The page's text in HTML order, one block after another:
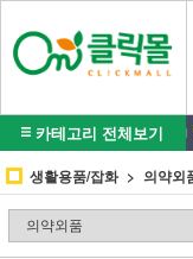
카테고리 전체보기
생활용품/잡화 의약외